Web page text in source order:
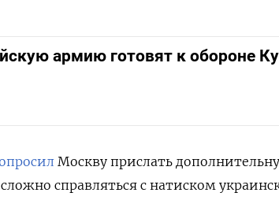
армию готовят к обороне
Москву прислать
справляться с натиском